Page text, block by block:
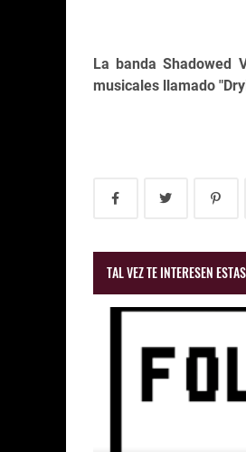
La banda Shadowed
musicales llamado
TAL VEZ TE INTERESEN